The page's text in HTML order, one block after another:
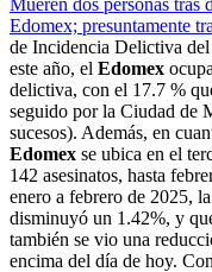
Edomex; presuntamente
de Incidencia Delictiva
este año, el Edomex
delictiva, con el 17.7 %
seguido por la Ciudad de
sucesos). Además, en
Edomex se ubica en el
142 asesinatos, hasta
enero a febrero de 2025,
disminuyó un 1.42%, y
también se vio una
encima del día de hoy.